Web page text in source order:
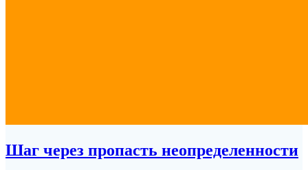
Шаг через пропасть неопределенности